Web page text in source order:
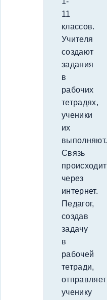
11
классов.
Учителя
создают
задания
в
рабочих
тетрадях,
ученики
их
выполняют.
Связь
происходит
через
интернет.
Педагог,
создав
задачу
в
рабочей
тетради,
отправляет
ученику